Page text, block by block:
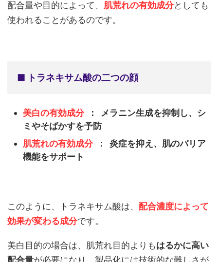
配合量や目的によって、 肌荒れの有効成分としても
使われることがあるのです。
■ トラネキサム酸の二つの顔
美白の有効成分
： メラニン生成を抑制し、シ
ミやそばかすを予防
肌荒れの有効成分
： 炎症を抑え、肌のバリア
機能をサポート
このように、トラネキサム酸は、 配合濃度によって
効果が変わる成分です。
美白目的の場合は、肌荒れ目的よりもはるかに高い